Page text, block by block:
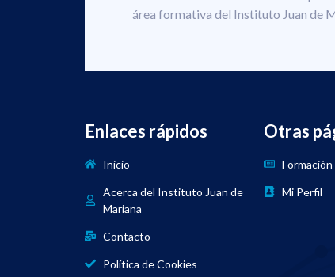
área formativa del Instituto Juan de
Enlaces rápidos
Inicio
Acerca del Instituto Juan de
Mariana
Contacto
Política de Cookies
Otras
Formación
Mi Perfil